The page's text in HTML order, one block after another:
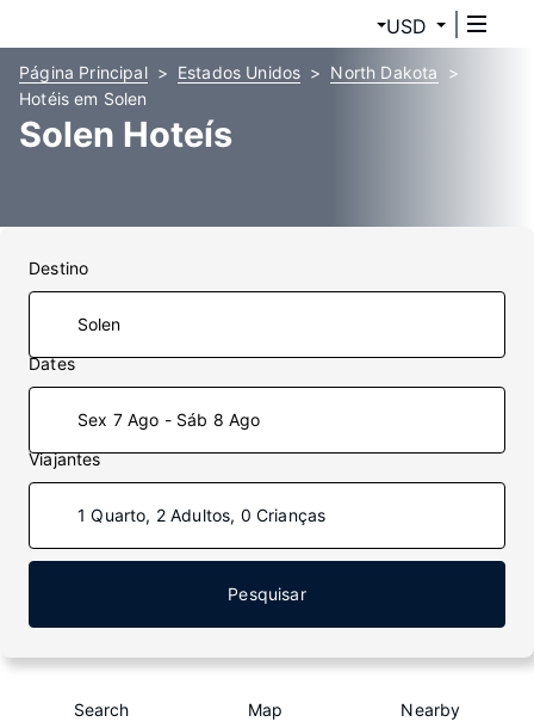
USD
Página Principal Estados Unidos
North Dakota
Hotéis em Solen
Solen Hoteís
Destino
Dates
Sex 7 Ago - Sáb 8 Ago
Viajantes
1 Quarto, 2 Adultos, 0 Crianças
Pesquisar
Search Map Nearby